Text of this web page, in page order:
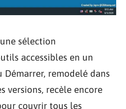
sélection
accessibles en un
Démarrer, remodelé dans
versions, recèle encore
couvrir tous les